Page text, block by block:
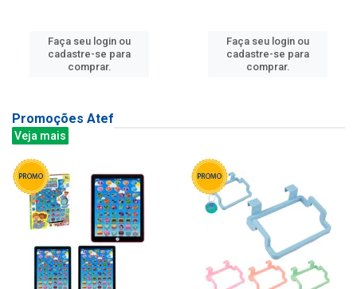
Faça seu login ou
cadastre-se para
comprar.
Faça seu login ou
cadastre-se para
comprar.
Promoções Atef
Veja mais